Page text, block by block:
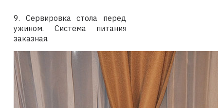
9. Сервировка стола перед
ужином. Система питания
заказная.